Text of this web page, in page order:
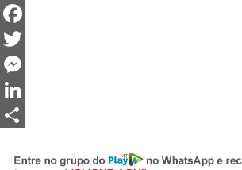
WhatsApp
Facebook
Twitter
Messenger
LinkedIn